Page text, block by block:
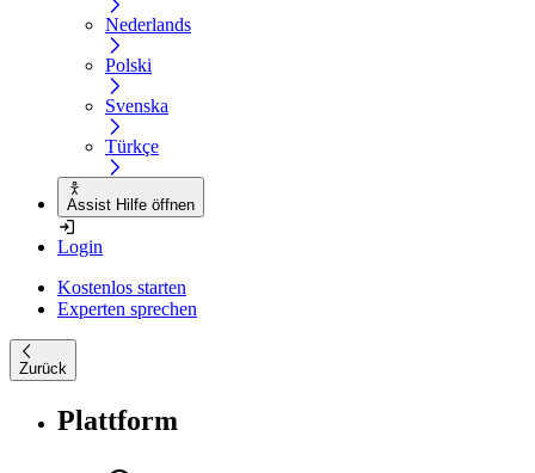
Nederlands
Polski
Svenska
Türkçe
Assist Hilfe öffnen
Login
Kostenlos starten
Experten sprechen
Zurück
Plattform